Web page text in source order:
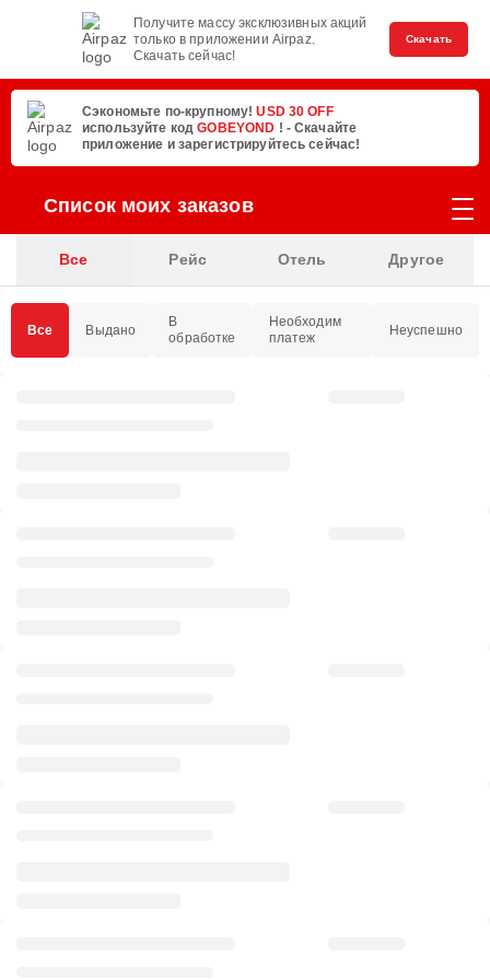
Получите массу эксклюзивных акций
только в приложении Airpaz.
Скачать сейчас!
Скачать
Сэкономьте по-крупному!USD 30 OFF
используйте кодGOBEYOND ! - Скачайте
приложение и зарегистрируйтесь сейчас!
Список моих заказов
Все Рейс Отель Другое
Все Выдано
В
обработке
Необходим
платеж
Неуспешно